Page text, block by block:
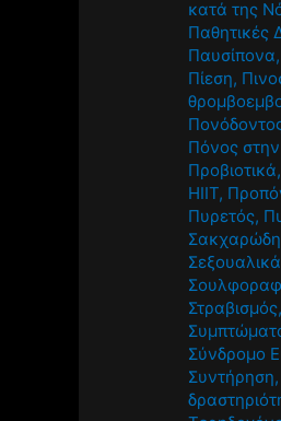
κατά της
Παθητικές
Παυσίπονα,
Πίεση,
Πόνος
Προβιοτικά,
HIIT,
Πυρετός,
Στραβισμός,
Σύνδρομο
Συντήρηση,